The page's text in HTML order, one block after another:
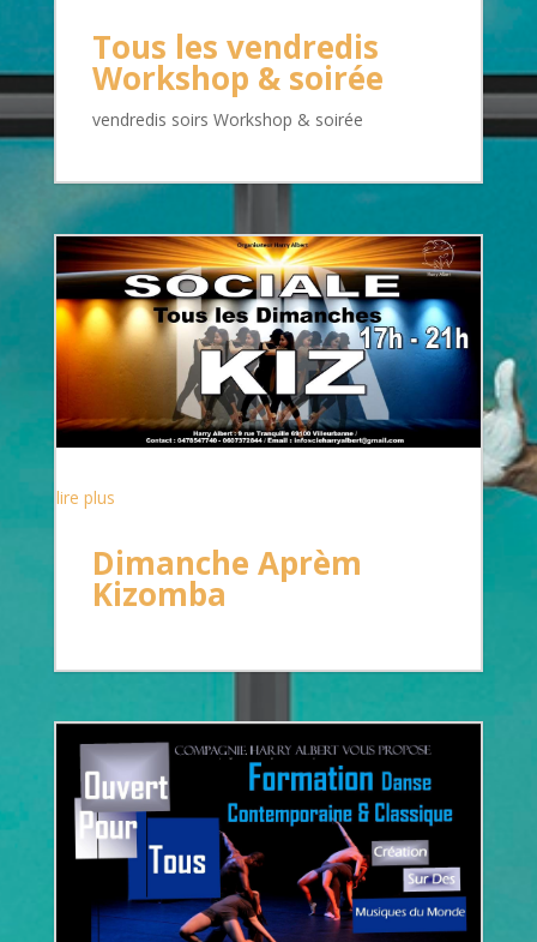
Tous les vendredis
Workshop & soirée
vendredis soirs Workshop & soirée
lire plus
Dimanche Aprèm
Kizomba